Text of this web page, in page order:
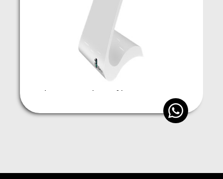
Kiosco Interactive (Táctil)
Cotizar alquiler